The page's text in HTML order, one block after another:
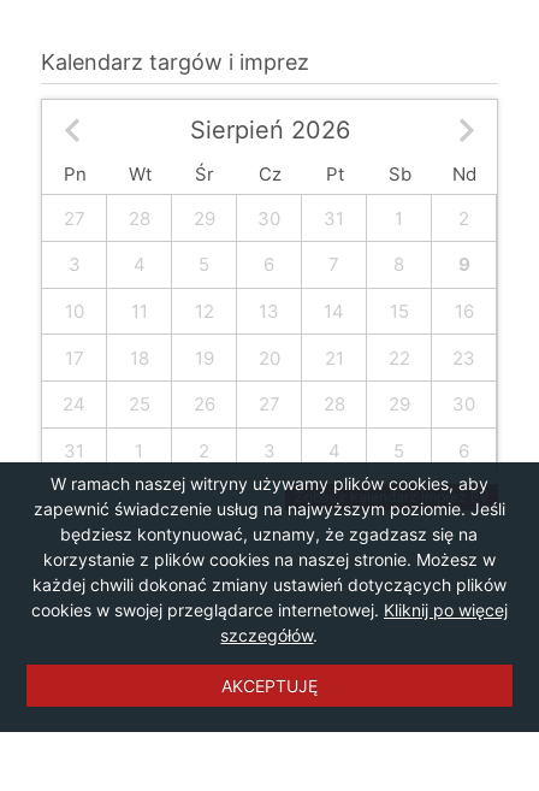
W ramach naszej witryny używamy plików cookies, aby
zapewnić świadczenie usług na najwyższym poziomie. Jeśli
będziesz kontynuować, uznamy, że zgadzasz się na
korzystanie z plików cookies na naszej stronie. Możesz w
każdej chwili dokonać zmiany ustawień dotyczących plików
cookies w swojej przeglądarce internetowej. Kliknij po więcej
szczegółów.
AKCEPTUJĘ
Kalendarz targów i imprez
Sierpień 2026
Pn Wt Śr Cz Pt Sb
Nd
27
28 29 30 31 1 2
3 4 5 6 7 8 9
10 11 12 13 14 15 16
17 18 19 20 21 22 23
24 25 26 27 28 29 30
31 1 2 3 4 5 6
Zobacz kalendarz imprez EV